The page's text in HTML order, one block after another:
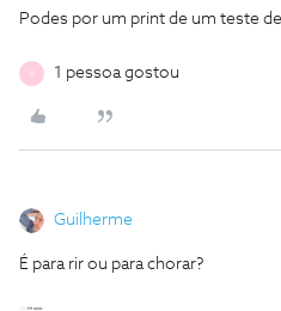
Podes por um print de um teste
V 1 pessoa gostou
Guilherme
É para rir ou para chorar?